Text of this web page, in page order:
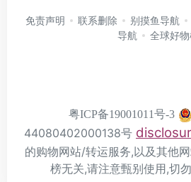
免责声明 联系删除 别摸鱼导航
导航
全球好
粤ICP备19001011号-3
44080402000138号
的购物网站/转运服务,以及其他
榜无关,请注意甄别使用,切